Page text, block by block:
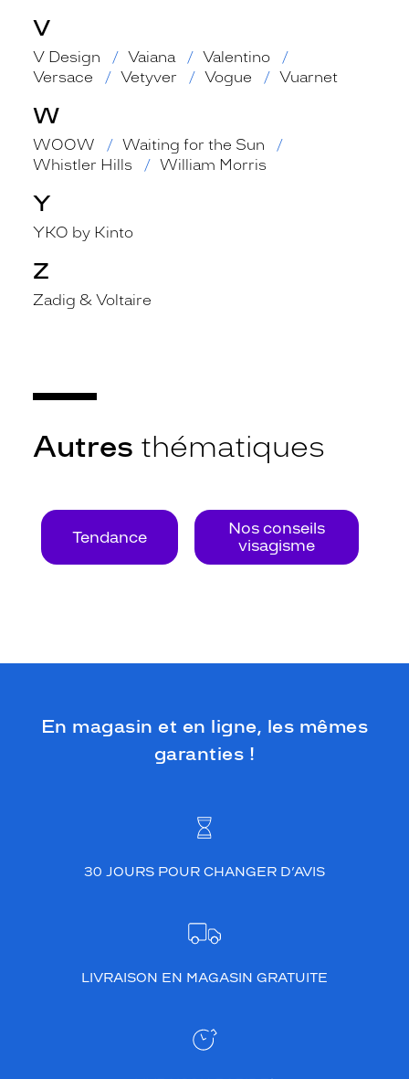
V
V Design Vaiana
Valentino
Versace
Vetyver Vogue Vuarnet
W
WOOW
Waiting for the Sun
Whistler Hills
William Morris
Y
YKO by Kinto
Z
Zadig & Voltaire
Autres thématiques
Tendance
Nos conseils
visagisme
En magasin et en ligne, les mêmes
garanties !
30 JOURS POUR CHANGER D’AVIS
LIVRAISON EN MAGASIN GRATUITE